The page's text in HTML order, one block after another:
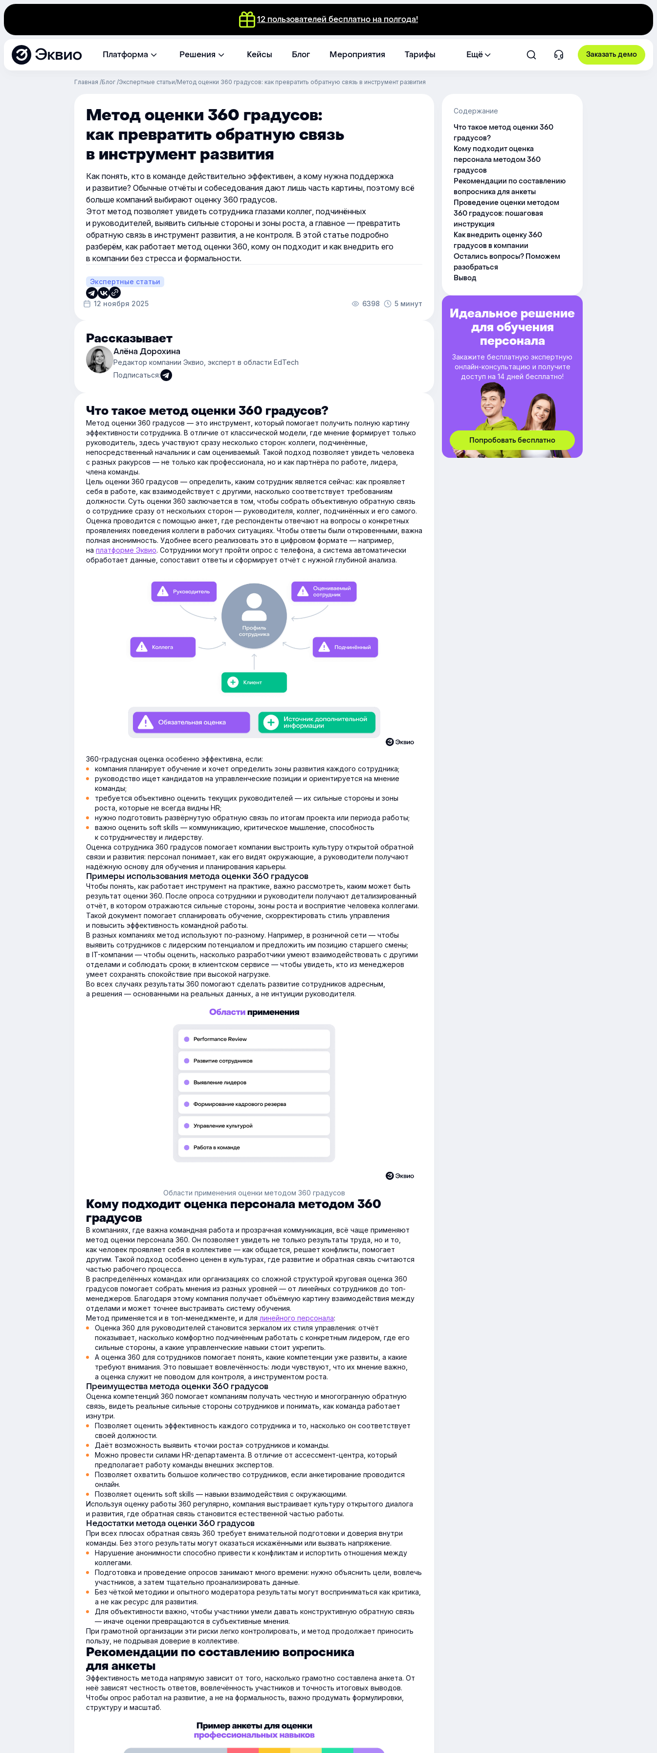
12 пользователей бесплатно на полгода!
Эквио Платформа Решения Кейсы Блог Мероприятия Тарифы Ещё Заказать демо
Главная Блог Экспертные статьи Метод оценки 360 градусов: как превратить обратную связь в инструмент развития
Метод оценки 360 градусов:
как превратить обратную связь
в инструмент развития
Как понять, кто в команде действительно эффективен, а кому нужна поддержка
и развитие? Обычные отчёты и собеседования дают лишь часть картины, поэтому всё
больше компаний выбирают оценку 360 градусов.
Этот метод позволяет увидеть сотрудника глазами коллег, подчинённых
и руководителей, выявить сильные стороны и зоны роста, а главное — превратить
обратную связь в инструмент развития, а не контроля. В этой статье подробно
разберём, как работает метод оценки 360, кому он подходит и как внедрить его
в компании без стресса и формальности.
Экспертные статьи
12 ноября 2025 6398 5 минут
Рассказывает
Алёна Дорохина
Редактор компании Эквио, эксперт в области EdTech
Подписаться:
Что такое метод оценки 360 градусов?
Метод оценки 360 градусов — это инструмент, который помогает получить полную картину
эффективности сотрудника. В отличие от классической модели, где мнение формирует только
руководитель, здесь участвуют сразу несколько сторон: коллеги, подчинённые,
непосредственный начальник и сам оцениваемый. Такой подход позволяет увидеть человека
с разных ракурсов — не только как профессионала, но и как партнёра по работе, лидера,
члена команды.
Цель оценки 360 градусов — определить, каким сотрудник является сейчас: как проявляет
себя в работе, как взаимодействует с другими, насколько соответствует требованиям
должности. Суть оценки 360 заключается в том, чтобы собрать объективную обратную связь
о сотруднике сразу от нескольких сторон — руководителя, коллег, подчинённых и его самого.
Оценка проводится с помощью анкет, где респонденты отвечают на вопросы о конкретных
проявлениях поведения коллеги в рабочих ситуациях. Чтобы ответы были откровенными, важна
полная анонимность. Удобнее всего реализовать это в цифровом формате — например,
на платформе Эквио. Сотрудники могут пройти опрос с телефона, а система автоматически
обработает данные, сопоставит ответы и сформирует отчёт с нужной глубиной анализа.
360-градусная оценка особенно эффективна, если:
компания планирует обучение и хочет определить зоны развития каждого сотрудника;
руководство ищет кандидатов на управленческие позиции и ориентируется на мнение
команды;
требуется объективно оценить текущих руководителей — их сильные стороны и зоны
роста, которые не всегда видны HR;
нужно подготовить развёрнутую обратную связь по итогам проекта или периода работы;
важно оценить soft skills — коммуникацию, критическое мышление, способность
к сотрудничеству и лидерству.
Оценка сотрудника 360 градусов помогает компании выстроить культуру открытой обратной
связи и развития: персонал понимает, как его видят окружающие, а руководители получают
надёжную основу для обучения и планирования карьеры.
Примеры использования метода оценки 360 градусов
Чтобы понять, как работает инструмент на практике, важно рассмотреть, каким может быть
результат оценки 360. После опроса сотрудники и руководители получают детализированный
отчёт, в котором отражаются сильные стороны, зоны роста и восприятие человека коллегами.
Такой документ помогает спланировать обучение, скорректировать стиль управления
и повысить эффективность командной работы.
В разных компаниях метод используют по-разному. Например, в розничной сети — чтобы
выявить сотрудников с лидерским потенциалом и предложить им позицию старшего смены;
в IT-компании — чтобы оценить, насколько разработчики умеют взаимодействовать с другими
отделами и соблюдать сроки; в клиентском сервисе — чтобы увидеть, кто из менеджеров
умеет сохранять спокойствие при высокой нагрузке.
Во всех случаях результаты 360 помогают сделать развитие сотрудников адресным,
а решения — основанными на реальных данных, а не интуиции руководителя.
Области применения оценки методом 360 градусов
Кому подходит оценка персонала методом 360
градусов
В компаниях, где важна командная работа и прозрачная коммуникация, всё чаще применяют
метод оценки персонала 360. Он позволяет увидеть не только результаты труда, но и то,
как человек проявляет себя в коллективе — как общается, решает конфликты, помогает
другим. Такой подход особенно ценен в культурах, где развитие и обратная связь считаются
частью рабочего процесса.
В распределённых командах или организациях со сложной структурой круговая оценка 360
градусов помогает собрать мнения из разных уровней — от линейных сотрудников до топ-
менеджеров. Благодаря этому компания получает объёмную картину взаимодействия между
отделами и может точнее выстраивать систему обучения.
Метод применяется и в топ-менеджменте, и для линейного персонала:
Оценка 360 для руководителей становится зеркалом их стиля управления: отчёт
показывает, насколько комфортно подчинённым работать с конкретным лидером, где его
сильные стороны, а какие управленческие навыки стоит укрепить.
А оценка 360 для сотрудников помогает понять, какие компетенции уже развиты, а какие
требуют внимания. Это повышает вовлечённость: люди чувствуют, что их мнение важно,
а оценка служит не поводом для контроля, а инструментом роста.
Преимущества метода оценки 360 градусов
Оценка компетенций 360 помогает компаниям получать честную и многогранную обратную
связь, видеть реальные сильные стороны сотрудников и понимать, как команда работает
изнутри.
Позволяет оценить эффективность каждого сотрудника и то, насколько он соответствует
своей должности.
Даёт возможность выявить «точки роста» сотрудников и команды.
Можно провести силами HR-департамента. В отличие от ассессмент-центра, который
предполагает работу команды внешних экспертов.
Позволяет охватить большое количество сотрудников, если анкетирование проводится
онлайн.
Позволяет оценить soft skills — навыки взаимодействия с окружающими.
Используя оценку работы 360 регулярно, компания выстраивает культуру открытого диалога
и развития, где обратная связь становится естественной частью работы.
Недостатки метода оценки 360 градусов
При всех плюсах обратная связь 360 требует внимательной подготовки и доверия внутри
команды. Без этого результаты могут оказаться искажёнными или вызвать напряжение.
Нарушение анонимности способно привести к конфликтам и испортить отношения между
коллегами.
Подготовка и проведение опросов занимают много времени: нужно объяснить цели, вовлечь
участников, а затем тщательно проанализировать данные.
Без чёткой методики и опытного модератора результаты могут восприниматься как критика,
а не как ресурс для развития.
Для объективности важно, чтобы участники умели давать конструктивную обратную связь
— иначе оценки превращаются в субъективные мнения.
При грамотной организации эти риски легко контролировать, и метод продолжает приносить
пользу, не подрывая доверие в коллективе.
Рекомендации по составлению вопросника
для анкеты
Эффективность метода напрямую зависит от того, насколько грамотно составлена анкета. От
неё зависят честность ответов, вовлечённость участников и точность итоговых выводов.
Чтобы опрос работал на развитие, а не на формальность, важно продумать формулировки,
структуру и масштаб.
Содержание
Что такое метод оценки 360
градусов?
Кому подходит оценка
персонала методом 360
градусов
Рекомендации по составлению
вопросника для анкеты
Проведение оценки методом
360 градусов: пошаговая
инструкция
Как внедрить оценку 360
градусов в компании
Остались вопросы? Поможем
разобраться
Вывод
Идеальное решение
для обучения
персонала
Закажите бесплатную экспертную
онлайн-консультацию и получите
доступ на 14 дней бесплатно!
Попробовать бесплатно